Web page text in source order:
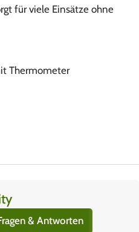
für viele Einsätze ohne
Thermometer
& Antworten